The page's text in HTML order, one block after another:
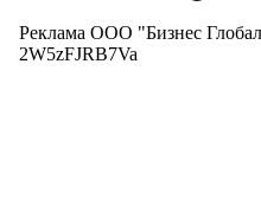
Реклама ООО "Бизнес
2W5zFJRB7Va